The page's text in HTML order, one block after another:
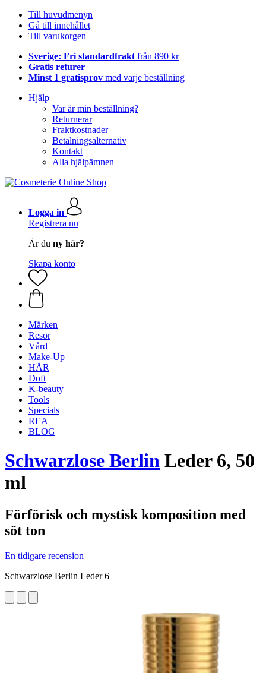
Till huvudmenyn
Gå till innehållet
Till varukorgen
Sverige: Fri standardfrakt från 890 kr
Gratis returer
Minst 1 gratisprov med varje beställning
Hjälp
Var är min beställning?
Returnerar
Fraktkostnader
Betalningsalternativ
Kontakt
Alla hjälpämnen
Logga in
Registrera nu
Är du ny här?
Skapa konto
Märken
Resor
Vård
Make-Up
HÅR
Doft
K-beauty
Tools
Specials
REA
BLOG
Schwarzlose Berlin Leder 6, 50
ml
Förförisk och mystisk komposition med
söt ton
En tidigare recension
Schwarzlose Berlin Leder 6